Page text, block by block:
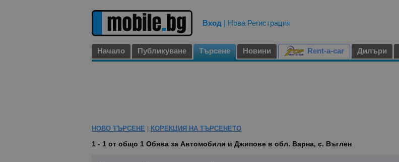
Вход | Нова Регистрация
Начало Публикуване Търсене Новини Rent-a-car Дилъри
НОВО ТЪРСЕНЕ КОРЕКЦИЯ НА ТЪРСЕНЕТО
1 - 1 от общо 1 Обява за Автомобили и Джипове в обл. Варна, с. Въглен